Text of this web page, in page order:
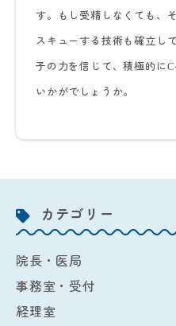
す。もし受精しなくても、
スキューする技術も確立し
子の力を信じて、積極的に
いかがでしょうか。
カテゴリー
院長・医局
事務室・受付
経理室